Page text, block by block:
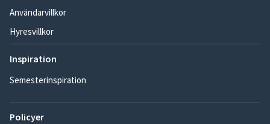
Användarvillkor
Hyresvillkor
Inspiration
Semesterinspiration
Policyer